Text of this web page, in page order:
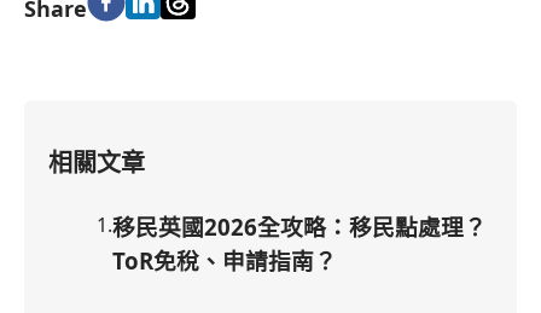
Share
相關文章
1.移民英國2026全攻略：移民點處理？
ToR免稅、申請指南？